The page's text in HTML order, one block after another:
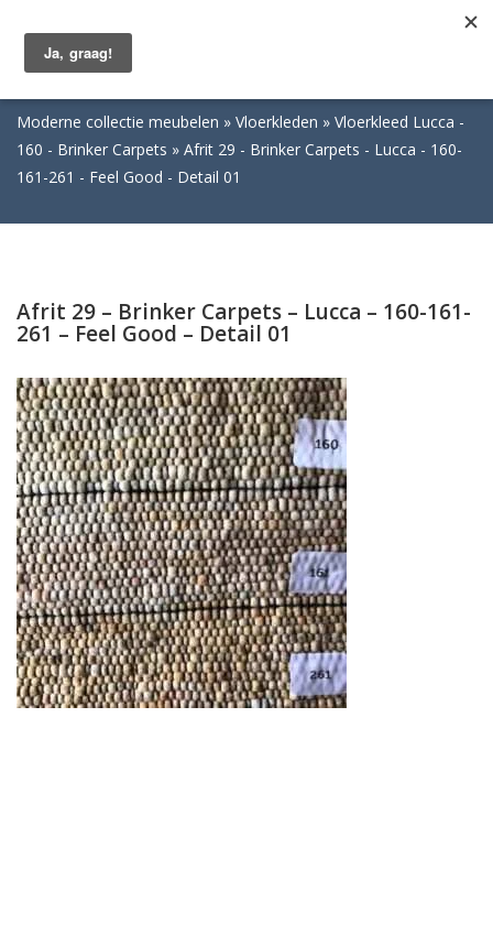
Moderne collectie meubelen Vloerkleden
Vloerkleed Lucca -
160 - Brinker Carpets
Afrit 29 - Brinker Carpets - Lucca - 160-
161-261 - Feel Good - Detail 01
Afrit 29 – Brinker Carpets – Lucca – 160-161-
261 – Feel Good – Detail 01